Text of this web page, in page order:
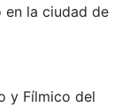
en la ciudad de
y Fílmico del